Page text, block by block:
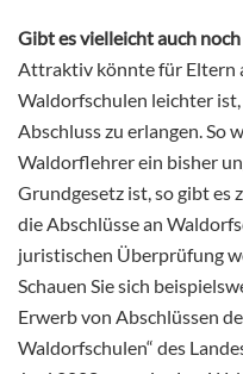
Gibt es vielleicht auch
Attraktiv könnte für Eltern
Waldorfschulen leichter
Abschluss zu erlangen. So
Waldorflehrer ein bisher
Grundgesetz ist, so gibt es
die Abschlüsse an
juristischen Überprüfung
Schauen Sie sich
Erwerb von Abschlüssen
Waldorfschulen“ des